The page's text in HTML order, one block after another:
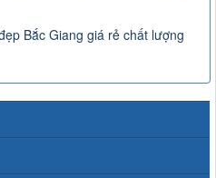
Bắc Giang giá rẻ chất lượng